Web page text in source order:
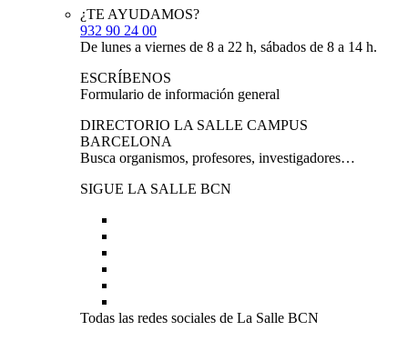
¿TE AYUDAMOS?
932 90 24 00
De lunes a viernes de 8 a 22 h, sábados de 8 a 14 h.
ESCRÍBENOS
Formulario de información general
DIRECTORIO LA SALLE CAMPUS
BARCELONA
Busca organismos, profesores, investigadores…
SIGUE LA SALLE BCN
Todas las redes sociales de La Salle BCN